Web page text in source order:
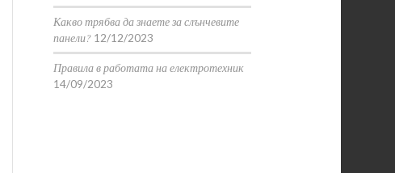
Какво трябва да знаете за слънчевите
панели? 12/12/2023
Правила в работата на електротехник
14/09/2023